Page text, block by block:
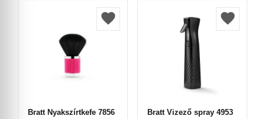
Bratt Nyakszírtkefe 7856
Bratt Vizező spray 4953